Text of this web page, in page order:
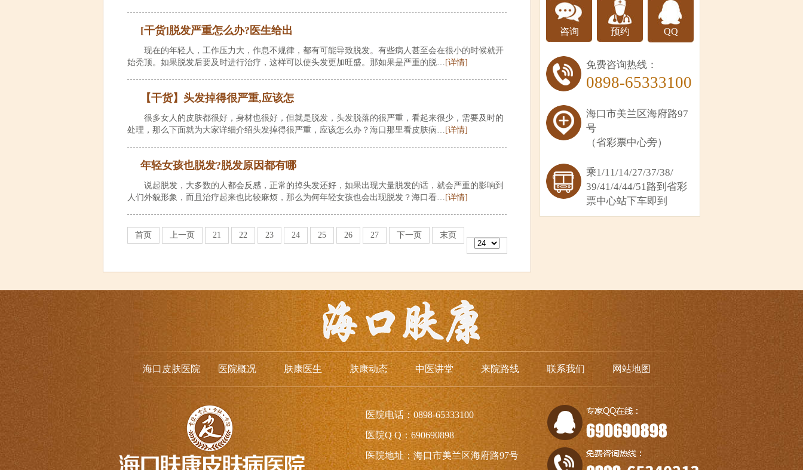
[干货]脱发严重怎么办?医生给出
现在的年轻人，工作压力大，作息不规律，都有可能导致脱发。有些病人甚至会在很小的时候就开
始秃顶。如果脱发后要及时进行治疗，这样可以使头发更加旺盛。那如果是严重的脱… [详情]
【干货】头发掉得很严重,应该怎
很多女人的皮肤都很好，身材也很好，但就是脱发，头发脱落的很严重，看起来很少，需要及时的
处理，那么下面就为大家详细介绍头发掉得很严重，应该怎么办？海口那里看皮肤病… [详情]
年轻女孩也脱发?脱发原因都有哪
说起脱发，大多数的人都会反感，正常的掉头发还好，如果出现大量脱发的话，就会严重的影响到
人们外貌形象，而且治疗起来也比较麻烦，那么为何年轻女孩也会出现脱发？海口看… [详情]
首页 上一页 21 22 23 24 25 26 27 下一页 末页
咨询 预约 QQ
免费咨询热线：
0898-65333100
海口市美兰区海府路97
号
（省彩票中心旁）
乘1/11/14/27/37/38/
39/41/4/44/51路到省彩
票中心站下车即到
海口皮肤医院 医院概况 肤康医生 肤康动态 中医讲堂 来院路线 联系我们 网站地图
医院电话：0898-65333100
医院Q Q：690690898
医院地址：海口市美兰区海府路97号